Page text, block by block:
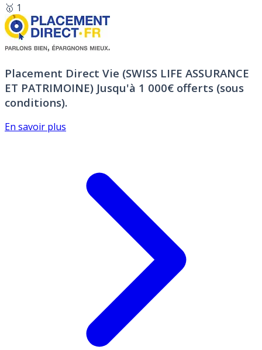
🥇 1
Placement Direct Vie (SWISS LIFE ASSURANCE
ET PATRIMOINE) Jusqu'à 1 000€ offerts (sous
conditions).
En savoir plus